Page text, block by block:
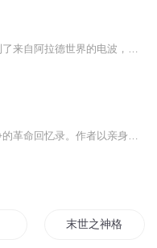
末世之神格